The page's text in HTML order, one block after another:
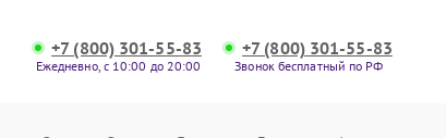
+7 (800) 301-55-83
Ежедневно, с 10:00 до 20:00
+7 (800) 301-55-83
Звонок бесплатный по РФ